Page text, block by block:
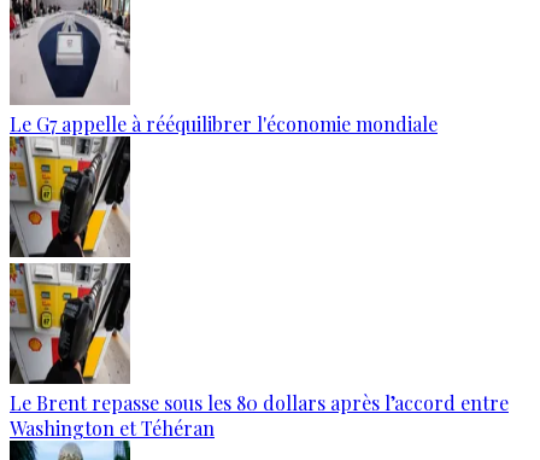
Le G7 appelle à rééquilibrer l'économie mondiale
Le Brent repasse sous les 80 dollars après l’accord entre
Washington et Téhéran